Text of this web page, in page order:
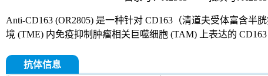
Anti-CD163 (OR2805) 是一种针对 CD163（清道夫受体富含
境 (TME) 内免疫抑制肿瘤相关巨噬细胞 (TAM) 上表达的
抗体信息